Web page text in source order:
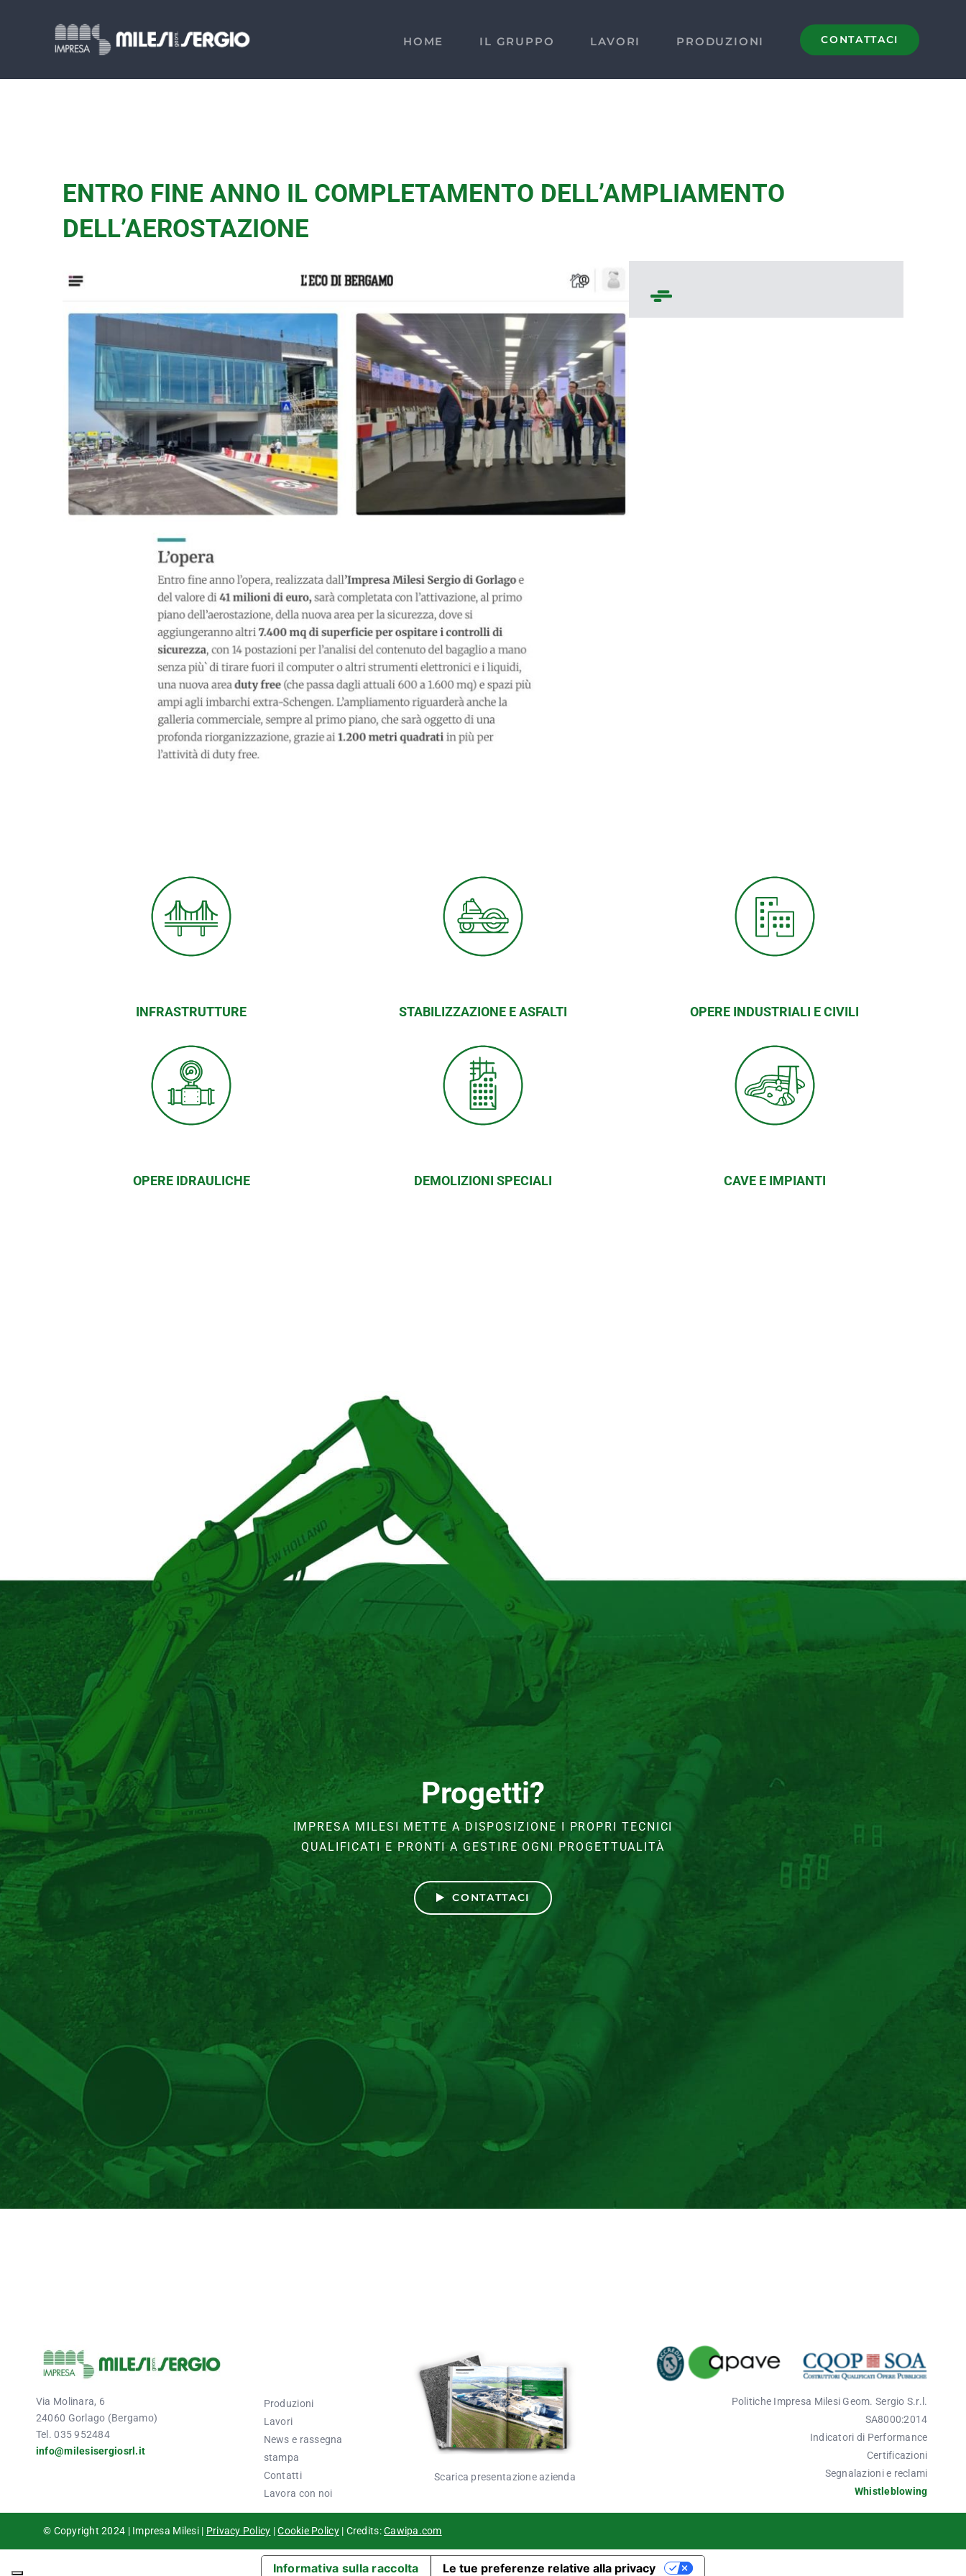
contenuto
HOME IL GRUPPO LAVORI PRODUZIONI CONTATTACI
ENTRO FINE ANNO IL COMPLETAMENTO DELL’AMPLIAMENTO
DELL’AEROSTAZIONE
INFRASTRUTTURE
OPERE IDRAULICHE
STABILIZZAZIONE E ASFALTI
DEMOLIZIONI SPECIALI
OPERE INDUSTRIALI E CIVILI
CAVE E IMPIANTI
Progetti?
IMPRESA MILESI METTE A DISPOSIZIONE I PROPRI TECNICI
QUALIFICATI E PRONTI A GESTIRE OGNI PROGETTUALITÀ
CONTATTACI
Via Molinara, 6
24060 Gorlago (Bergamo)
Tel. 035 952484
info@milesisergiosrl.it
Produzioni
Lavori
News e rassegna
stampa
Contatti
Lavora con noi
Scarica presentazione azienda
Politiche Impresa Milesi Geom. Sergio S.r.l.
SA8000:2014
Indicatori di Performance
Certificazioni
Segnalazioni e reclami
Whistleblowing
© Copyright 2024 | Impresa Milesi | Privacy Policy |Cookie Policy| Credits:Cawipa.com
Informativa sulla raccolta Le tue preferenze relative alla privacy